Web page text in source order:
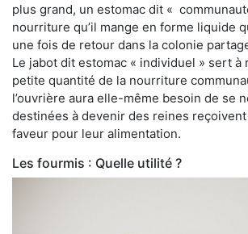
plus grand, un estomac dit «
nourriture qu’il mange en forme liquide
une fois de retour dans la colonie
Le jabot dit estomac « individuel » sert à
petite quantité de la nourriture
l’ouvrière aura elle-même besoin de se
destinées à devenir des reines
faveur pour leur alimentation.
Les fourmis : Quelle utilité ?